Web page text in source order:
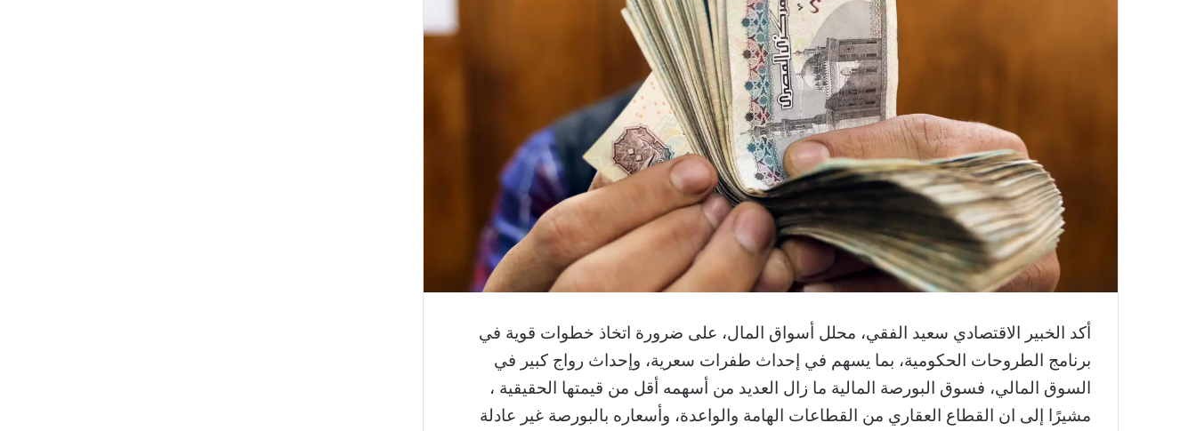
أكد الخبير الاقتصادي سعيد الفقي، محلل أسواق المال، على ضرورة اتخاذ خطوات قوية في
برنامج الطروحات الحكومية، بما يسهم في إحداث طفرات سعرية، وإحداث رواج كبير في
السوق المالي، فسوق البورصة المالية ما زال العديد من أسهمه أقل من قيمتها الحقيقية ،
مشيرًا إلى ان القطاع العقاري من القطاعات الهامة والواعدة، وأسعاره بالبورصة غير عادلة